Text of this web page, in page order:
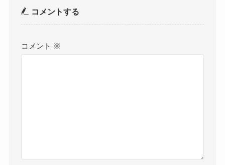
コメントする
コメント ※